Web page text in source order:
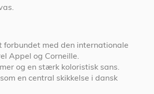
med den internationale
Appel og Corneille.
og en stærk koloristisk sans.
en central skikkelse i dansk